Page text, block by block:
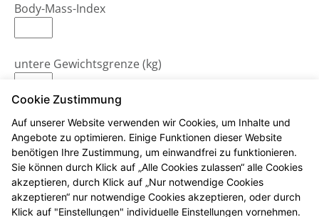
Body-Mass-Index
untere Gewichtsgrenze (kg)
obere Gewichtsgrenze (kg)
Bemerkungen
Cookie Zustimmung
Auf unserer Website verwenden wir Cookies, um Inhalte und
Angebote zu optimieren. Einige Funktionen dieser Website
benötigen Ihre Zustimmung, um einwandfrei zu funktionieren.
Sie können durch Klick auf „Alle Cookies zulassen“ alle Cookies
akzeptieren, durch Klick auf „Nur notwendige Cookies
akzeptieren“ nur notwendige Cookies akzeptieren, oder durch
Klick auf "Einstellungen" individuelle Einstellungen vornehmen.